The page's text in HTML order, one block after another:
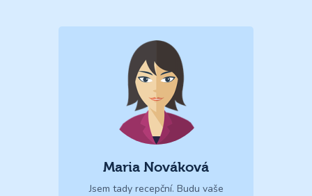
Maria Nováková
Jsem tady recepční. Budu vaše